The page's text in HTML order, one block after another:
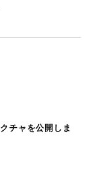
チャを公開しま